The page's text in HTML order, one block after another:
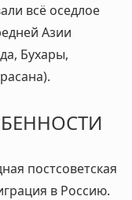
всё оседлое
Азии
Бухары,
постсоветская
в Россию.